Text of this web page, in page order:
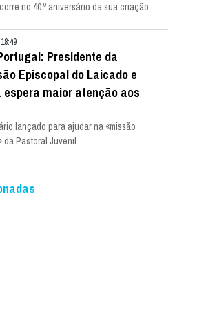
no 40.º aniversário da sua criação
Presidente da
Episcopal do Laicado e
espera maior atenção aos
lançado para ajudar na «missão
da Pastoral Juvenil